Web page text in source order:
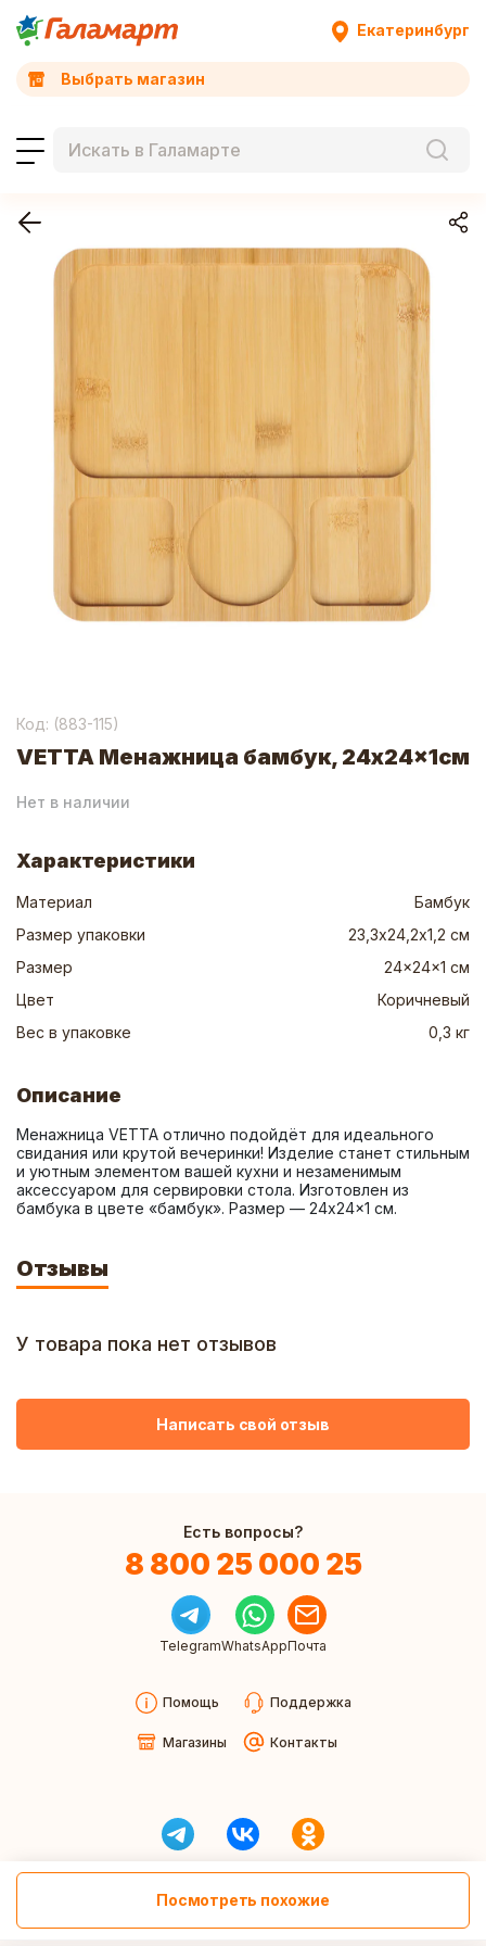
Екатеринбург
Выбрать магазин
Код: (883-115)
VETTA Менажница бамбук, 24x24x1см
Нет в наличии
Посмотреть похожие
Характеристики
Материал
Бамбук
Размер упаковки
23,3х24,2х1,2 см
Размер
24x24x1 см
Цвет
Коричневый
Вес в упаковке
0,3 кг
Описание
Менажница VETTA отлично подойдёт для идеального
свидания или крутой вечеринки! Изделие станет стильным
и уютным элементом вашей кухни и незаменимым
аксессуаром для сервировки стола. Изготовлен из
бамбука в цвете «бамбук». Размер — 24x24x1 см.
Отзывы
У товара пока нет отзывов
Написать свой отзыв
Есть вопросы?
8 800 25 000 25
TelegramWhatsAppПочта
Помощь Поддержка
Магазины Контакты